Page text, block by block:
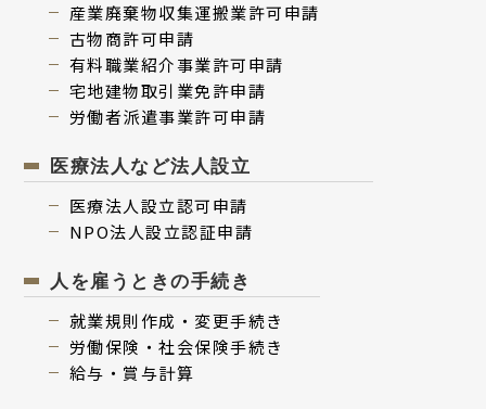
産業廃棄物収集運搬業許可申請
古物商許可申請
有料職業紹介事業許可申請
宅地建物取引業免許申請
労働者派遣事業許可申請
医療法人など法人設立
医療法⼈設⽴認可申請
NPO法⼈設⽴認証申請
人を雇うときの手続き
就業規則作成・変更⼿続き
労働保険・社会保険⼿続き
給与・賞与計算